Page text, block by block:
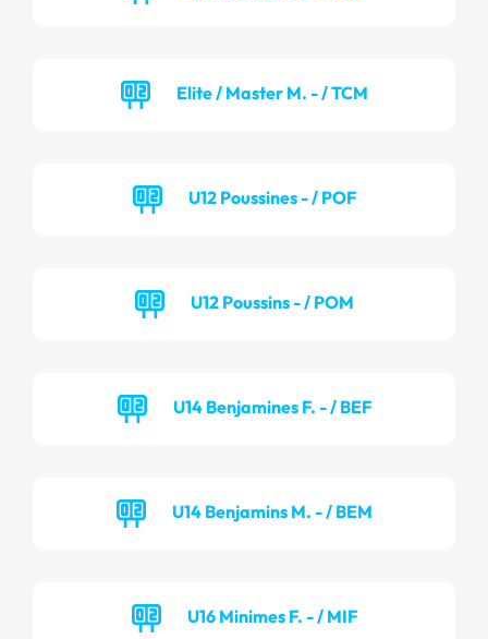
Elite / Master M. - / TCM
U12 Poussines - / POF
U12 Poussins - / POM
U14 Benjamines F. - / BEF
U14 Benjamins M. - / BEM
U16 Minimes F. - / MIF